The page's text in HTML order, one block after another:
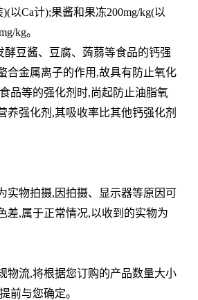
)(以Ca计);果酱和果冻200mg/kg(以
kg。
酵豆酱、豆腐、蒟蒻等食品的钙强
合金属离子的作用,故具有防止氧化
品等的强化剂时,尚起防止油脂氧
养强化剂,其吸收率比其他钙强化剂
实物拍摄,因拍摄、显示器等原因可
差,属于正常情况,以收到的实物为
物流,将根据您订购的产品数量大小
前与您确定。